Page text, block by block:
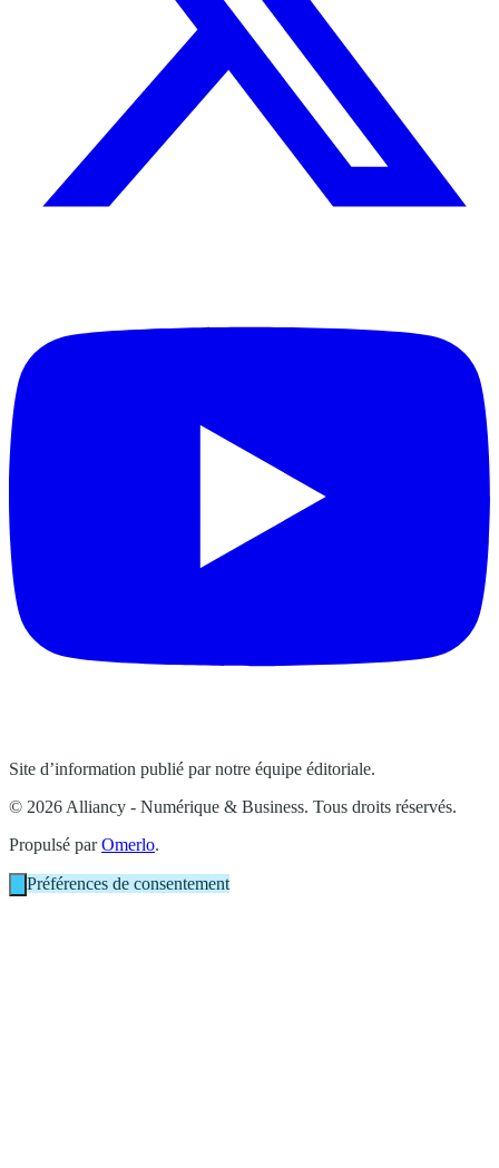
Site d’information publié par notre équipe éditoriale.
© 2026 Alliancy - Numérique & Business. Tous droits réservés.
Propulsé parOmerlo.
Préférences de consentement